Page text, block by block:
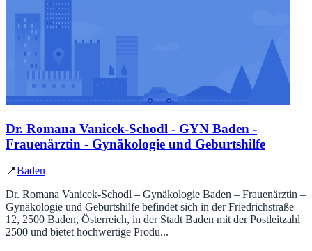
Dr. Romana Vanicek-Schodl - GYN Baden -
Frauenärztin - Gynäkologie und Geburtshilfe
📍Baden
Dr. Romana Vanicek-Schodl – Gynäkologie Baden – Frauenärztin –
Gynäkologie und Geburtshilfe befindet sich in der Friedrichstraße
12, 2500 Baden, Österreich, in der Stadt Baden mit der Postleitzahl
2500 und bietet hochwertige Produ...